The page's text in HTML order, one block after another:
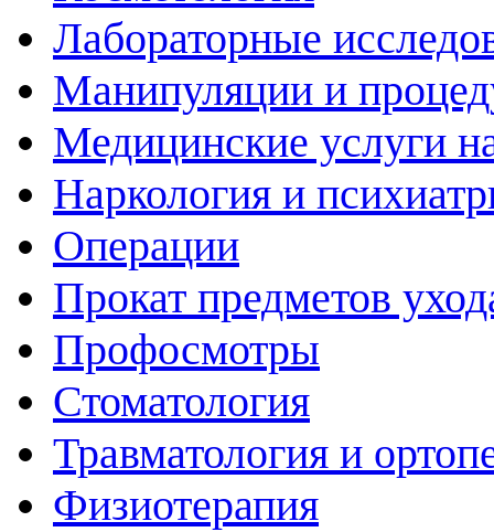
Лабораторные
Манипуляции и
Медицинские услуги
Наркология и
Операции
Прокат предметов
Профосмотры
Стоматология
Травматология и
Физиотерапия